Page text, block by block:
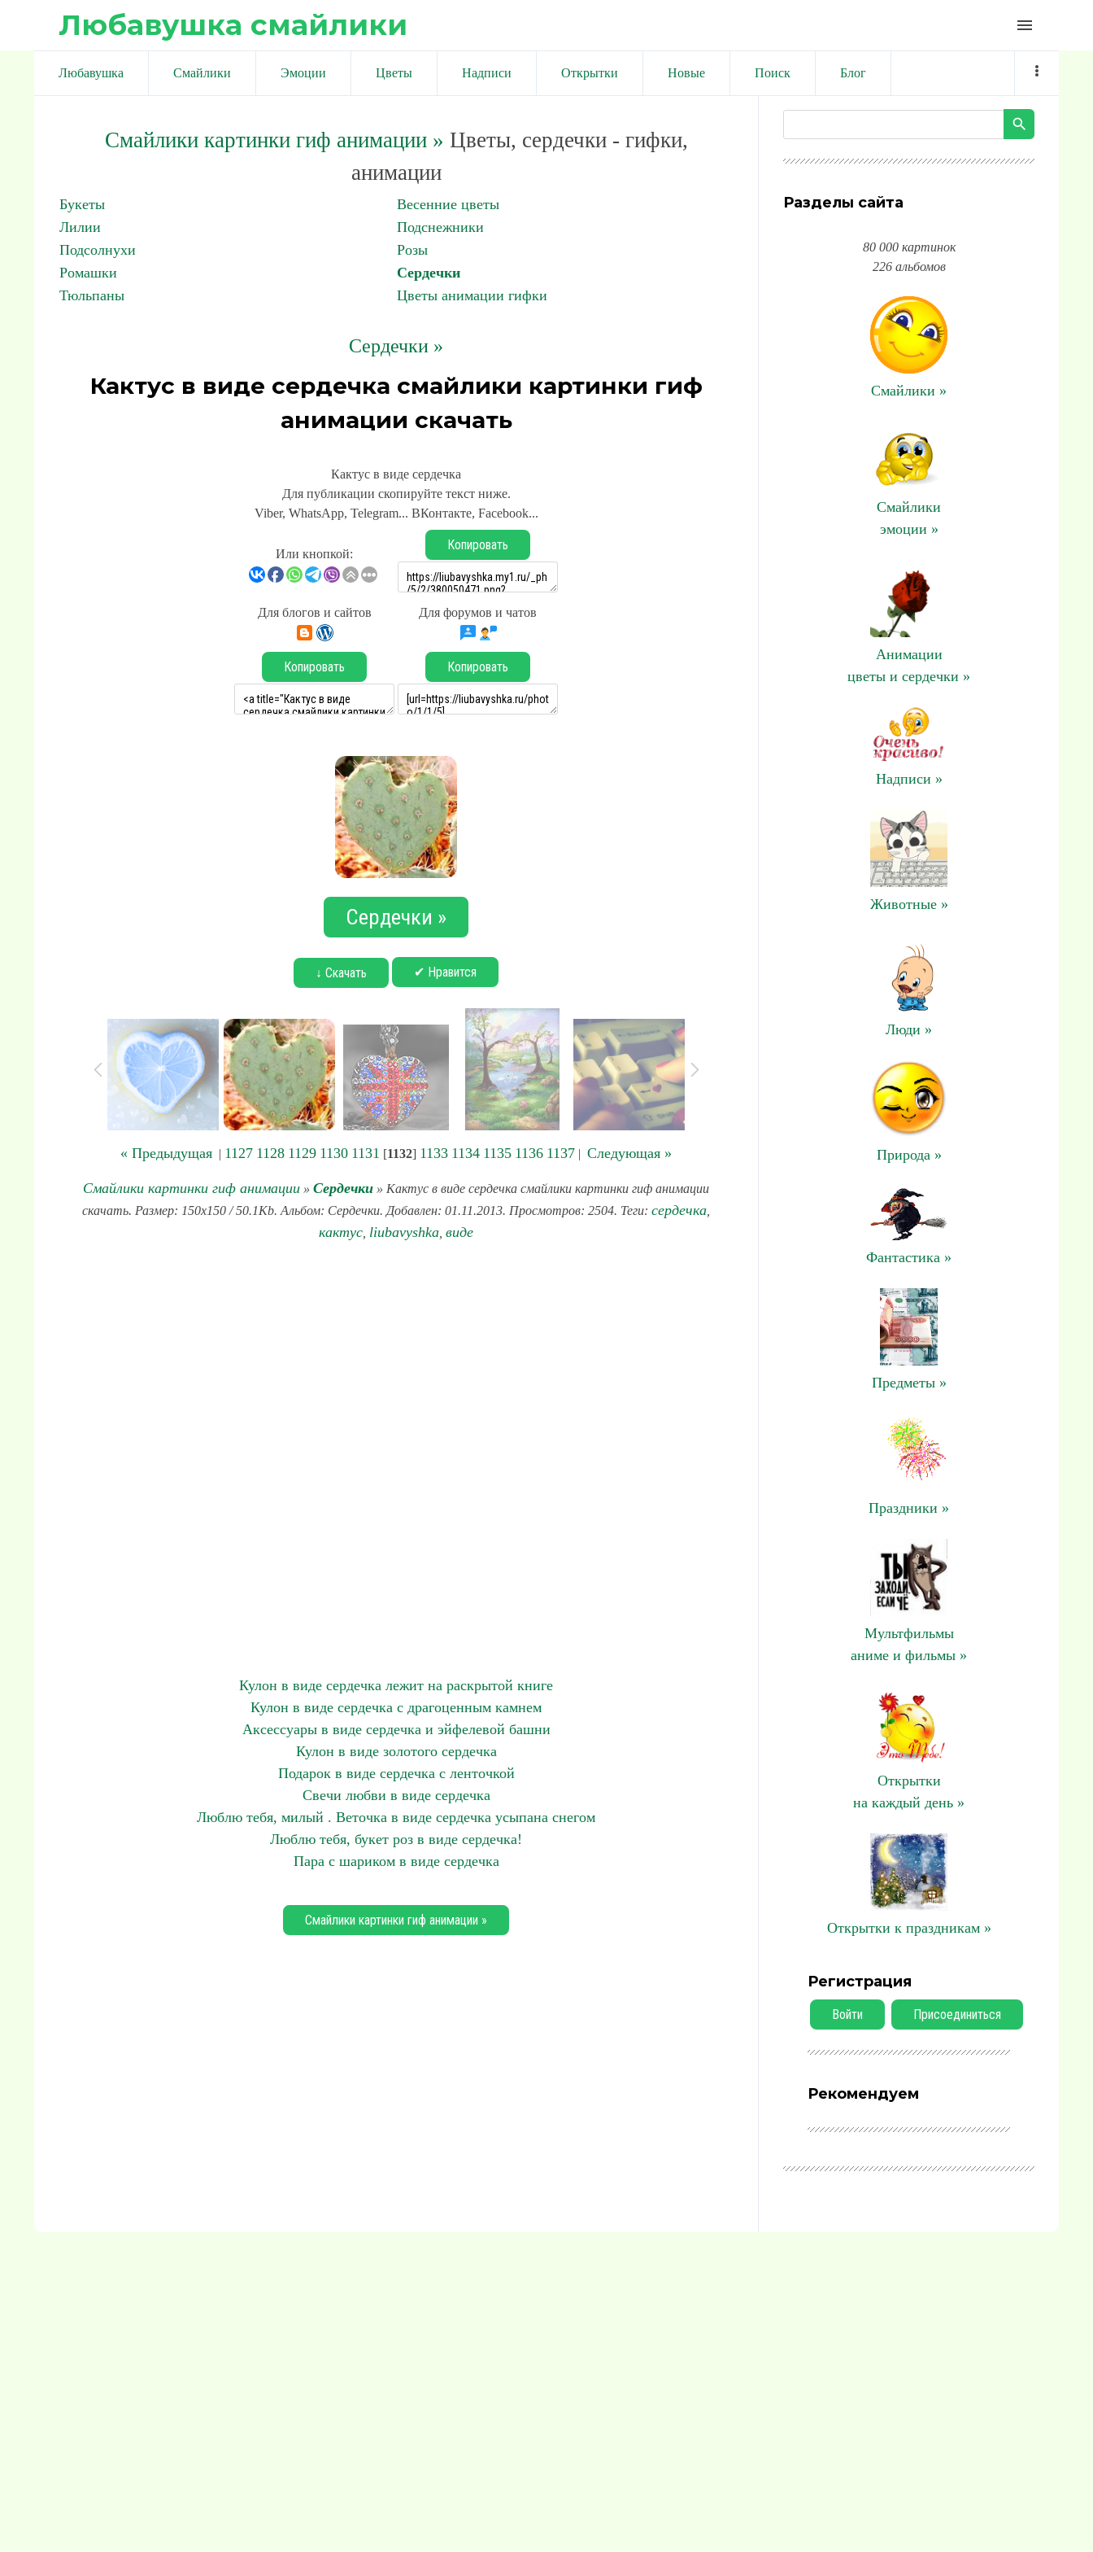
Любавушка смайлики menu
Любавушка Смайлики Эмоции Цветы Надписи Открытки Новые Поиск Блог
Смайлики картинки гиф анимации» Цветы, сердечки - гифки,
анимации
Букеты
Весенние цветы
Лилии
Подснежники
Подсолнухи
Розы
Ромашки
Сердечки
Тюльпаны
Цветы анимации гифки
Сердечки »
Кактус в виде сердечка смайлики картинки гиф
анимации скачать
Кактус в виде сердечка
Для публикации скопируйте текст ниже.
Viber, WhatsApp, Telegram... ВКонтакте, Facebook...
Или кнопкой:
Копировать
Для блогов и сайтов Для форумов и чатов
Копировать Копировать
Сердечки »
↓ Скачать ✔ Нравится
« Предыдущая | 1127 1128 1129 1130 1131 [1132] 1133 1134 1135 1136 1137 | Следующая »
Смайлики картинки гиф анимации » Сердечки » Кактус в виде сердечка смайлики картинки гиф анимации
скачать. Размер: 150x150 / 50.1Kb. Альбом: Сердечки. Добавлен: 01.11.2013. Просмотров: 2504. Теги: сердечка
кактус liubavyshka виде
Кулон в виде сердечка лежит на раскрытой книге
Кулон в виде сердечка с драгоценным камнем
Аксессуары в виде сердечка и эйфелевой башни
Кулон в виде золотого сердечка
Подарок в виде сердечка с ленточкой
Свечи любви в виде сердечка
Люблю тебя, милый . Веточка в виде сердечка усыпана снегом
Люблю тебя, букет роз в виде сердечка!
Пара с шариком в виде сердечка
Смайлики картинки гиф анимации »
Разделы сайта
80 000 картинок
226 альбомов
Смайлики »
Смайлики
эмоции »
Анимации
цветы и сердечки »
Надписи »
Животные »
Люди »
Природа »
Фантастика »
Предметы »
Праздники »
Мультфильмы
аниме и фильмы »
Открытки
на каждый день »
Открытки к праздникам »
Регистрация
Войти Присоединиться
Рекомендуем